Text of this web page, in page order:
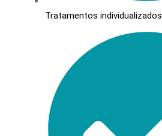
Tratamentos individualizados